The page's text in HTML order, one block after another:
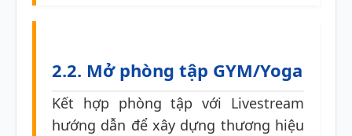
2.2. Mở phòng tập GYM/Yoga
Kết hợp phòng tập với Livestream
hướng dẫn để xây dựng thương hiệu